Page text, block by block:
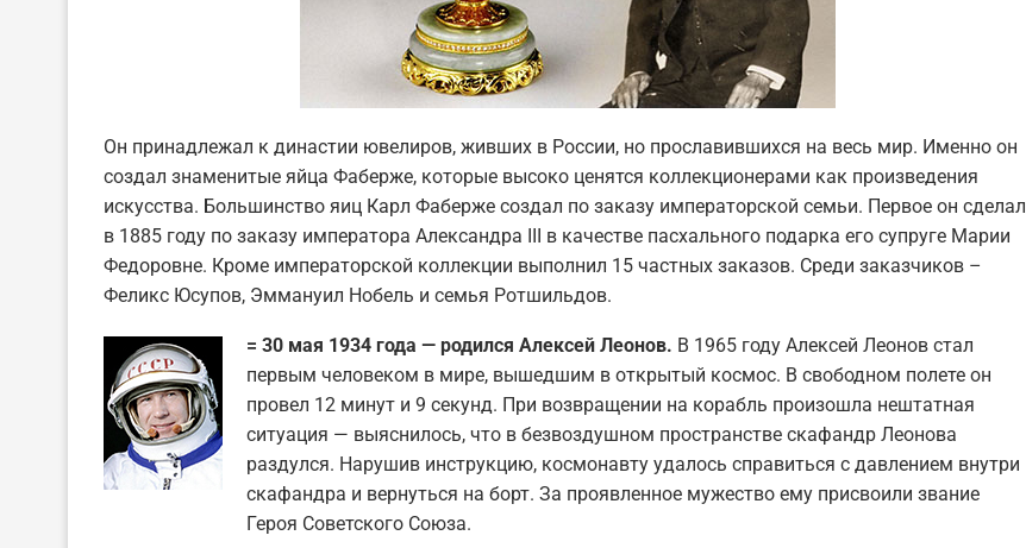
Он принадлежал к династии ювелиров, живших в России, но прославившихся на весь мир. Именно он
создал знаменитые яйца Фаберже, которые высоко ценятся коллекционерами как произведения
искусства. Большинство яиц Карл Фаберже создал по заказу императорской семьи. Первое он сделал
в 1885 году по заказу императора Александра III в качестве пасхального подарка его супруге Марии
Федоровне. Кроме императорской коллекции выполнил 15 частных заказов. Среди заказчиков –
Феликс Юсупов, Эммануил Нобель и семья Ротшильдов.
= 30 мая 1934 года — родился Алексей Леонов. В 1965 году Алексей Леонов стал
первым человеком в мире, вышедшим в открытый космос. В свободном полете он
провел 12 минут и 9 секунд. При возвращении на корабль произошла нештатная
ситуация — выяснилось, что в безвоздушном пространстве скафандр Леонова
раздулся. Нарушив инструкцию, космонавту удалось справиться с давлением внутри
скафандра и вернуться на борт. За проявленное мужество ему присвоили звание
Героя Советского Союза.